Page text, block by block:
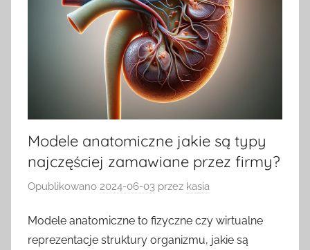
Modele anatomiczne jakie są typy
najczęściej zamawiane przez firmy?
Opublikowano 2024-06-03 przez kasia
Modele anatomiczne to fizyczne czy wirtualne
reprezentacje struktury organizmu, jakie są